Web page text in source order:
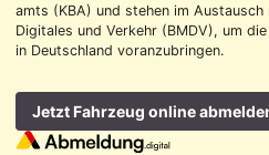
amts (KBA) und stehen im
Digitales und Verkehr (BMDV), um
in Deutschland voran­zubringen.
Jetzt Fahrzeug online